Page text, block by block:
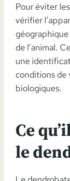
Pour éviter
vérifier
de l’animal.
une
conditions de
biologiques.
Ce
le